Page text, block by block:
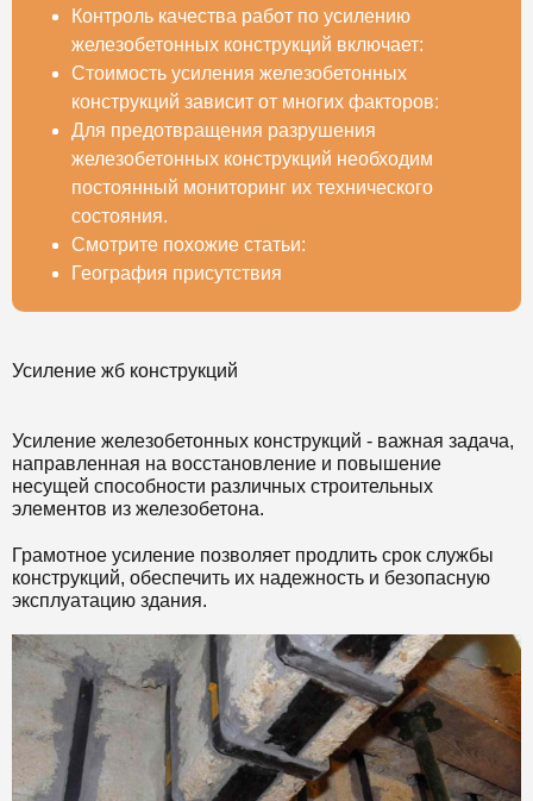
Контроль качества работ по усилению
железобетонных конструкций включает:
Стоимость усиления железобетонных
конструкций зависит от многих факторов:
Для предотвращения разрушения
железобетонных конструкций необходим
постоянный мониторинг их технического
состояния.
Смотрите похожие статьи:
География присутствия
Усиление жб конструкций
Усиление железобетонных конструкций - важная задача,
направленная на восстановление и повышение
несущей способности различных строительных
элементов из железобетона.
Грамотное усиление позволяет продлить срок службы
конструкций, обеспечить их надежность и безопасную
эксплуатацию здания.